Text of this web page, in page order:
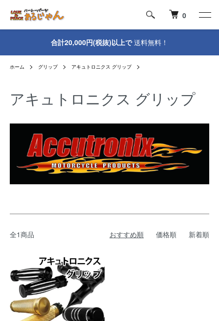
0
合計20,000円(税抜)以上で送料無料！
ホーム グリップ アキュトロニクス グリップ
アキュトロニクス グリップ
全1商品 おすすめ順 価格順 新着順